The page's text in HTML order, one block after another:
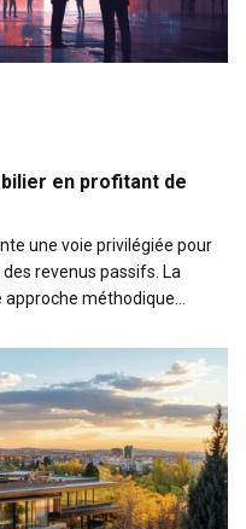
en profitant de
une voie privilégiée pour
revenus passifs. La
méthodique…